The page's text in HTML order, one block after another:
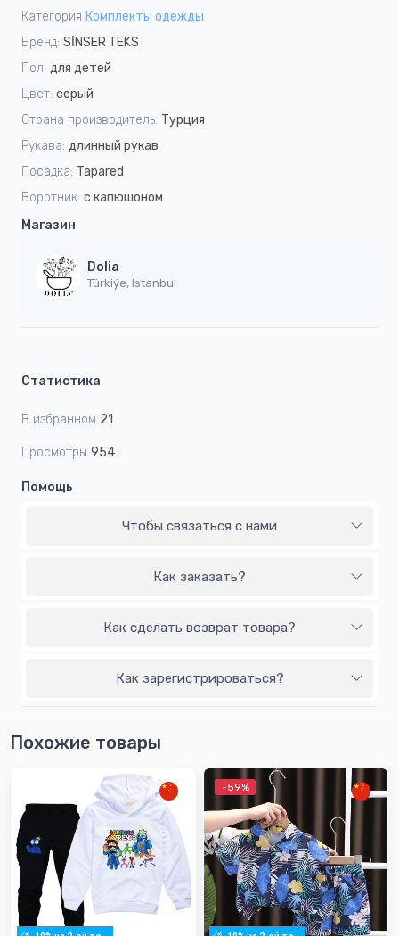
Категория Комплекты одежды
Бренд: SİNSER TEKS
Пол: для детей
Цвет: серый
Страна производитель: Турция
Рукава: длинный рукав
Посадка: Tapared
Воротник: с капюшоном
Магазин
Dolia
Türkiýe, Istanbul
Статистика
В избранном 21
Просмотры 954
Помощь
Чтобы связаться с нами
Как заказать?
Как сделать возврат товара?
Как зарегистрироваться?
Похожие товары
-59%